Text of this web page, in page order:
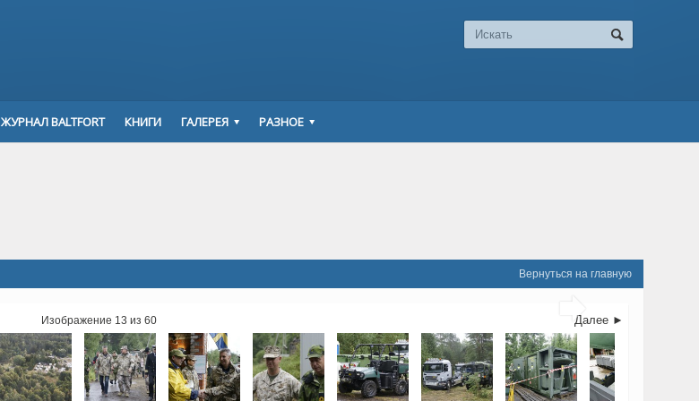
ЖУРНАЛ BALTFORT КНИГИ ГАЛЕРЕЯ РАЗНОЕ
Вернуться на главную

Далее ►
Изображение 13 из 60